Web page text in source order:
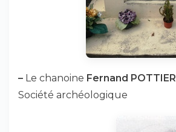
– Le chanoine Fernand POTTIER
Société archéologique